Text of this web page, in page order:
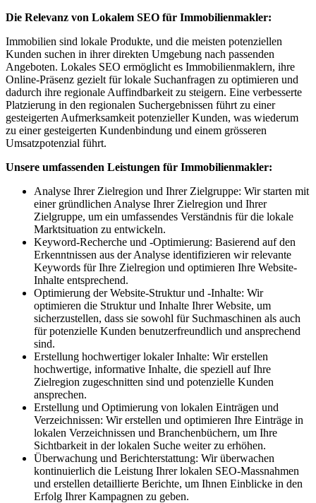
Die Relevanz von Lokalem SEO für Immobilienmakler:
Immobilien sind lokale Produkte, und die meisten potenziellen
Kunden suchen in ihrer direkten Umgebung nach passenden
Angeboten. Lokales SEO ermöglicht es Immobilienmaklern, ihre
Online-Präsenz gezielt für lokale Suchanfragen zu optimieren und
dadurch ihre regionale Auffindbarkeit zu steigern. Eine verbesserte
Platzierung in den regionalen Suchergebnissen führt zu einer
gesteigerten Aufmerksamkeit potenzieller Kunden, was wiederum
zu einer gesteigerten Kundenbindung und einem grösseren
Umsatzpotenzial führt.
Unsere umfassenden Leistungen für Immobilienmakler:
Analyse Ihrer Zielregion und Ihrer Zielgruppe: Wir starten mit
einer gründlichen Analyse Ihrer Zielregion und Ihrer
Zielgruppe, um ein umfassendes Verständnis für die lokale
Marktsituation zu entwickeln.
Keyword-Recherche und -Optimierung: Basierend auf den
Erkenntnissen aus der Analyse identifizieren wir relevante
Keywords für Ihre Zielregion und optimieren Ihre Website-
Inhalte entsprechend.
Optimierung der Website-Struktur und -Inhalte: Wir
optimieren die Struktur und Inhalte Ihrer Website, um
sicherzustellen, dass sie sowohl für Suchmaschinen als auch
für potenzielle Kunden benutzerfreundlich und ansprechend
sind.
Erstellung hochwertiger lokaler Inhalte: Wir erstellen
hochwertige, informative Inhalte, die speziell auf Ihre
Zielregion zugeschnitten sind und potenzielle Kunden
ansprechen.
Erstellung und Optimierung von lokalen Einträgen und
Verzeichnissen: Wir erstellen und optimieren Ihre Einträge in
lokalen Verzeichnissen und Branchenbüchern, um Ihre
Sichtbarkeit in der lokalen Suche weiter zu erhöhen.
Überwachung und Berichterstattung: Wir überwachen
kontinuierlich die Leistung Ihrer lokalen SEO-Massnahmen
und erstellen detaillierte Berichte, um Ihnen Einblicke in den
Erfolg Ihrer Kampagnen zu geben.